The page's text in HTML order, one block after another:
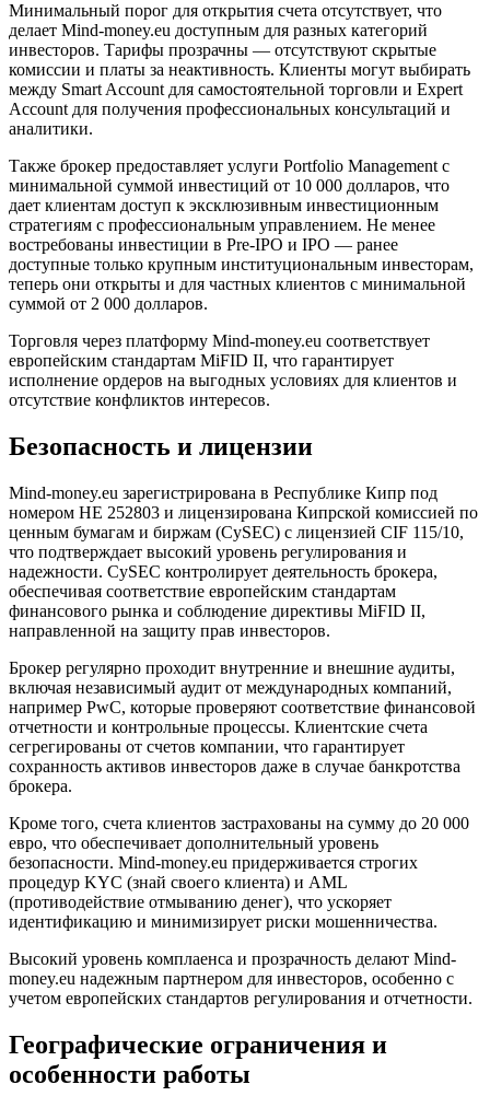
Минимальный порог для открытия счета отсутствует, что
делает Mind-money.eu доступным для разных категорий
инвесторов. Тарифы прозрачны — отсутствуют скрытые
комиссии и платы за неактивность. Клиенты могут выбирать
между Smart Account для самостоятельной торговли и Expert
Account для получения профессиональных консультаций и
аналитики.
Также брокер предоставляет услуги Portfolio Management с
минимальной суммой инвестиций от 10 000 долларов, что
дает клиентам доступ к эксклюзивным инвестиционным
стратегиям с профессиональным управлением. Не менее
востребованы инвестиции в Pre-IPO и IPO — ранее
доступные только крупным институциональным инвесторам,
теперь они открыты и для частных клиентов с минимальной
суммой от 2 000 долларов.
Торговля через платформу Mind-money.eu соответствует
европейским стандартам MiFID II, что гарантирует
исполнение ордеров на выгодных условиях для клиентов и
отсутствие конфликтов интересов.
Безопасность и лицензии
Mind-money.eu зарегистрирована в Республике Кипр под
номером HE 252803 и лицензирована Кипрской комиссией по
ценным бумагам и биржам (CySEC) с лицензией CIF 115/10,
что подтверждает высокий уровень регулирования и
надежности. CySEC контролирует деятельность брокера,
обеспечивая соответствие европейским стандартам
финансового рынка и соблюдение директивы MiFID II,
направленной на защиту прав инвесторов.
Брокер регулярно проходит внутренние и внешние аудиты,
включая независимый аудит от международных компаний,
например PwC, которые проверяют соответствие финансовой
отчетности и контрольные процессы. Клиентские счета
сегрегированы от счетов компании, что гарантирует
сохранность активов инвесторов даже в случае банкротства
брокера.
Кроме того, счета клиентов застрахованы на сумму до 20 000
евро, что обеспечивает дополнительный уровень
безопасности. Mind-money.eu придерживается строгих
процедур KYC (знай своего клиента) и AML
(противодействие отмыванию денег), что ускоряет
идентификацию и минимизирует риски мошенничества.
Высокий уровень комплаенса и прозрачность делают Mind-
money.eu надежным партнером для инвесторов, особенно с
учетом европейских стандартов регулирования и отчетности.
Географические ограничения и
особенности работы